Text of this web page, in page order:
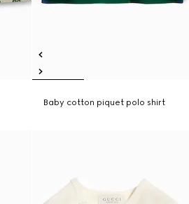
Baby cotton piquet polo shirt